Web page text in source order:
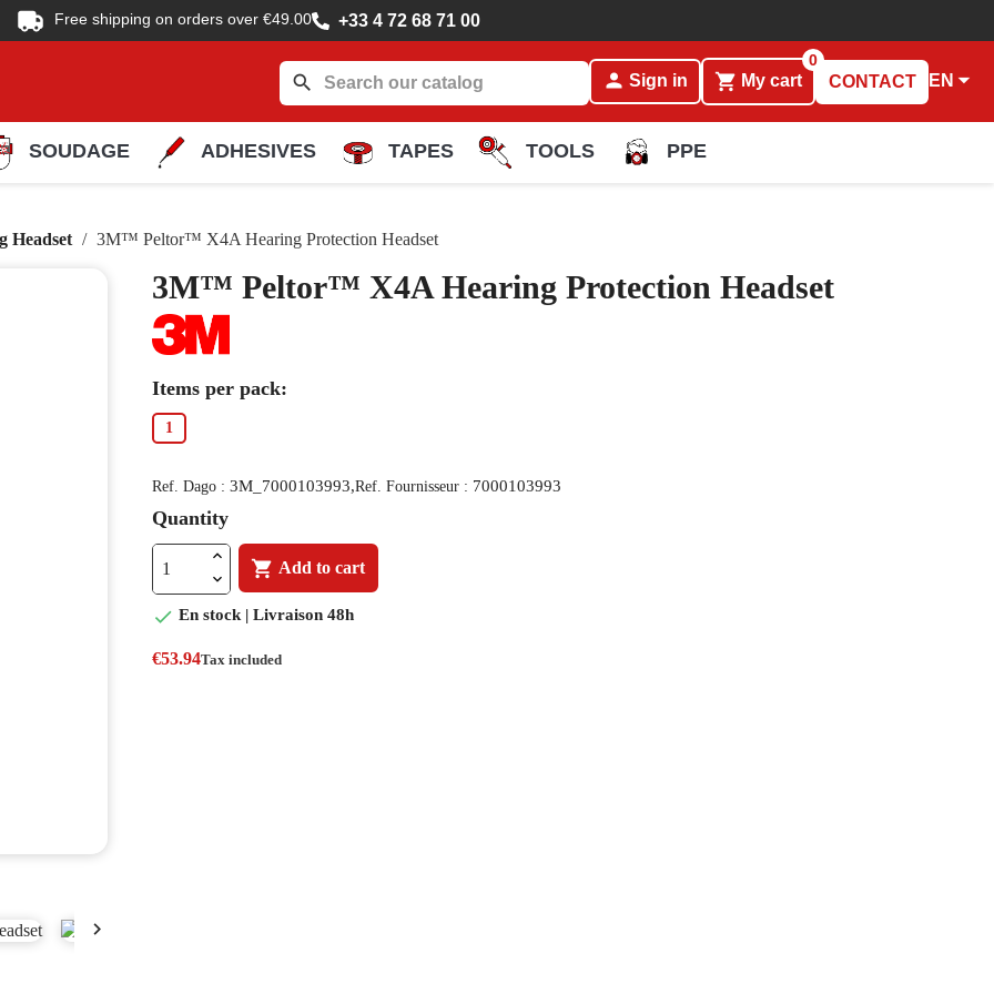
Free shipping on orders over €49.00 +33 4 72 68 71 00
search person Sign in shopping_cart My cart
0
CONTACT EN
SOUDAGE ADHESIVES TAPES TOOLS PPE
Headset 3M™ Peltor™ X4A Hearing Protection Headset

3M™ Peltor™ X4A Hearing Protection Headset
Items per pack:
1
Ref. Dago : 3M_7000103993,Ref. Fournisseur : 7000103993
Quantity
 Add to cart
 En stock | Livraison 48h
€53.94Tax included